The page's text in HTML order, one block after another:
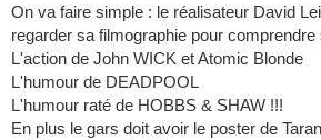
On va faire simple : le réalisateur David
regarder sa filmographie pour comprendre
L'action de John WICK et Atomic Blonde
L'humour de DEADPOOL
L'humour raté de HOBBS & SHAW !!!
En plus le gars doit avoir le poster de